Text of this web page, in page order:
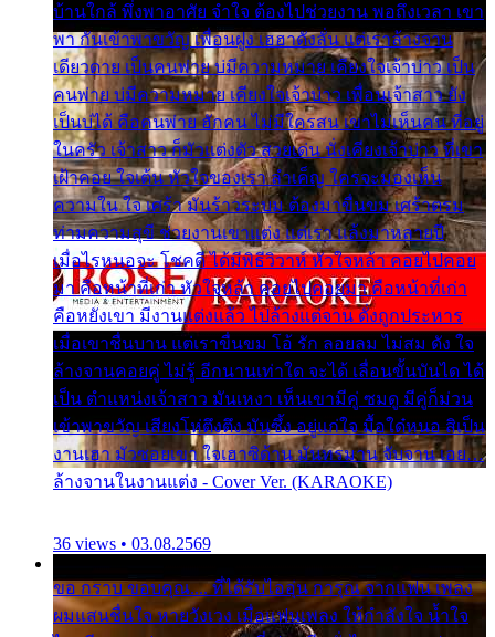
บ้านใกล้ พึ่งพาอาศัย จำใจ ต้องไปช่วยงาน พอถึงเวลา เขา
พา กันเข้าพาขวัญ เพื่อนฝูง เฮฮาดังลั่น แต่เราล้างจาน
เดียวดาย เป็นคนพ่าย บ่มีความหมาย เคียงใจเจ้าบ่าว เป็น
คนพ่าย บ่มีความหมาย เคียงใจเจ้าบ่าว เพื่อนเจ้าสาว ยัง
เป็นบ่ได้ คือคนพ่าย ฮักคน ไม่มีใครสน เขาไม่เห็นคน ที่อยู่
ในครัว เจ้าสาว ก็มัวแต่งตัว สวยเด่น นั่งเคียงเจ้าบ่าว ที่เขา
เฝ้าคอย ใจเต้น หัวใจของเรา ลำเค็ญ ใครจะมองเห็น
ความใน ใจ เศร้า มันร้าวระบม ต้องมาขื่นขม เศร้าตรม
ท่ามความสุขี ช่วยงานเขาแต่ง แต่เรา แล้งมาหลายปี
เมื่อไรหนอจะ โชคดี ได้มีพิธีวิวาห์ หัวใจหล้า คอยไปคอย
มา คือหน้าที่เก่า หัวใจหล้า คอยไปคอยมา คือหน้าที่เก่า
คือหยังเขา มีงานแต่งแล้ว ไปล้างแต่จาน ดั่งถูกประหาร
เมื่อเขาชื่นบาน แต่เราขื่นขม โอ้ รัก ลอยลม ไม่สม ดัง ใจ
ล้างจานคอยคู่ ไม่รู้ อีกนานเท่าใด จะได้ เลื่อนขั้นบันได ได้
เป็น ตำแหน่งเจ้าสาว มันเหงา เห็นเขามีคู่ ซมดู มีคู่ก็ม่วน
เข้าพาขวัญ เสียงโห่ตึงตึง มันซึ้ง อยู่แก่ใจ มื้อใด๋หนอ สิเป็น
งานเฮา มัวซอยเขา ใจเฮาซิด้าน มันทรมาน จับจาน เอย…
ล้างจานในงานแต่ง - Cover Ver. (KARAOKE)
36 views • 03.08.2569
ขอ กราบ ขอบคุณ.... ที่ได้รับไออุ่น การุณ จากแฟน เพลง
ผมแสนชื่นใจ หายวังเวง เมื่อแฟนเพลง ให้กำลังใจ น้ำใจ